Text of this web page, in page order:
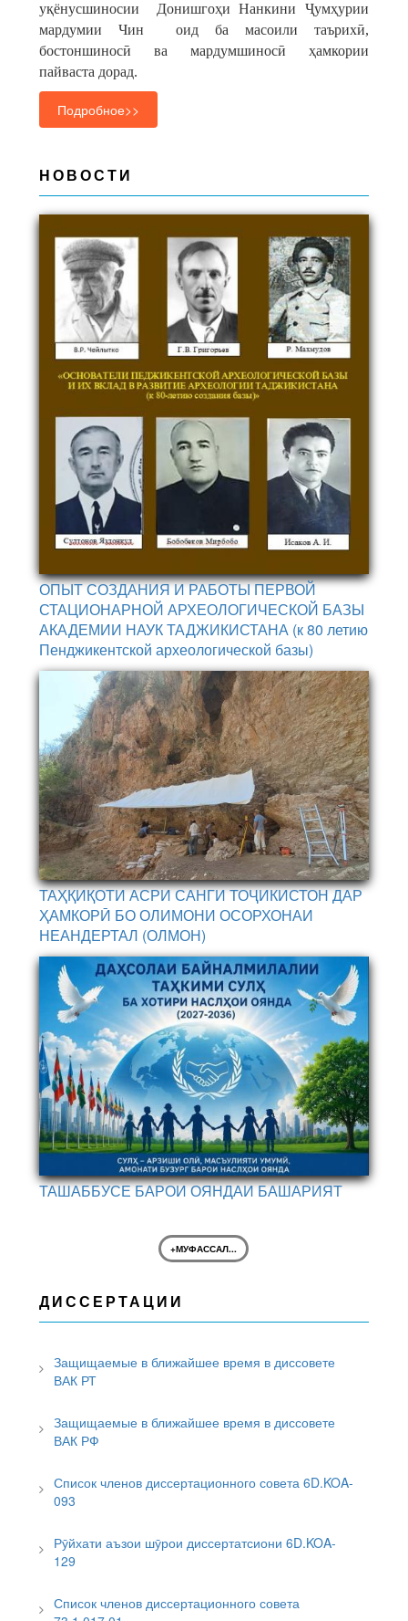
уқёнусшиносии Донишгоҳи Нанкини Ҷумҳурии
мардумии Чин оид ба масоили таърихӣ,
бостоншиносӣ ва мардумшиносӣ ҳамкории
пайваста дорад.
Подробное>>
НОВОСТИ
ОПЫТ СОЗДАНИЯ И РАБОТЫ ПЕРВОЙ
СТАЦИОНАРНОЙ АРХЕОЛОГИЧЕСКОЙ БАЗЫ
АКАДЕМИИ НАУК ТАДЖИКИСТАНА (к 80 летию
Пенджикентской археологической базы)
ТАҲҚИҚОТИ АСРИ САНГИ ТОҶИКИСТОН ДАР
ҲАМКОРӢ БО ОЛИМОНИ ОСОРХОНАИ
НЕАНДЕРТАЛ (ОЛМОН)
ТАШАББУСЕ БАРОИ ОЯНДАИ БАШАРИЯТ
+МУФАССАЛ...
ДИССЕРТАЦИИ
Защищаемые в ближайшее время в диссовете
ВАК РТ
Защищаемые в ближайшее время в диссовете
ВАК РФ
Список членов диссертационного совета 6D.KOA-
093
Рӯйхати аъзои шӯрои диссертатсиони 6D.KOA-
129
Список членов диссертационного совета